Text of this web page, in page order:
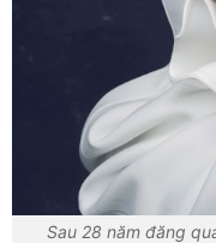
Sau 28 năm đăng